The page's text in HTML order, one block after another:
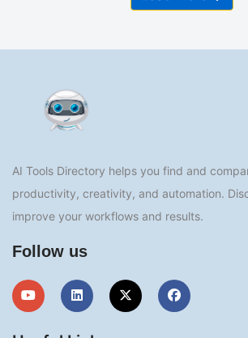
AI Tools Directory helps you find and
productivity, creativity, and automation.
improve your workflows and results.
Follow us